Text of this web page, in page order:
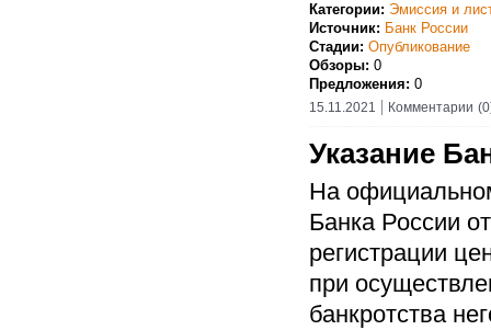
Категории: Эмиссия и
Источник: Банк России
Стадии: Опубликование
Обзоры: 0
Предложения: 0
15.11.2021 Комментарии
Указание
На
Банка России
регистрации
при
банкротства